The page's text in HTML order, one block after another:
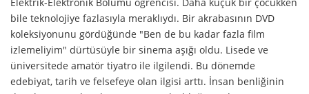
bile teknolojiye fazlasıyla meraklıydı. Bir akrabasının DVD
koleksiyonunu gördüğünde "Ben de bu kadar fazla film
izlemeliyim" dürtüsüyle bir sinema aşığı oldu. Lisede ve
üniversitede amatör tiyatro ile ilgilendi. Bu dönemde
edebiyat, tarih ve felsefeye olan ilgisi arttı. İnsan benliğinin